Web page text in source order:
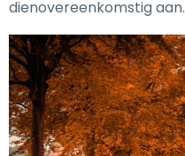
dienovereenkomstig aan.